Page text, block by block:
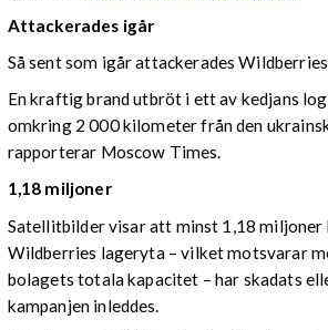
Attackerades igår
Så sent som igår attackerades
En kraftig brand utbröt i ett av kedjans
omkring 2 000 kilometer från den
rapporterar Moscow Times.
1,18 miljoner
Satellitbilder visar att minst 1,18
Wildberries lageryta – vilket motsvarar
bolagets totala kapacitet – har skadats
kampanjen inleddes.